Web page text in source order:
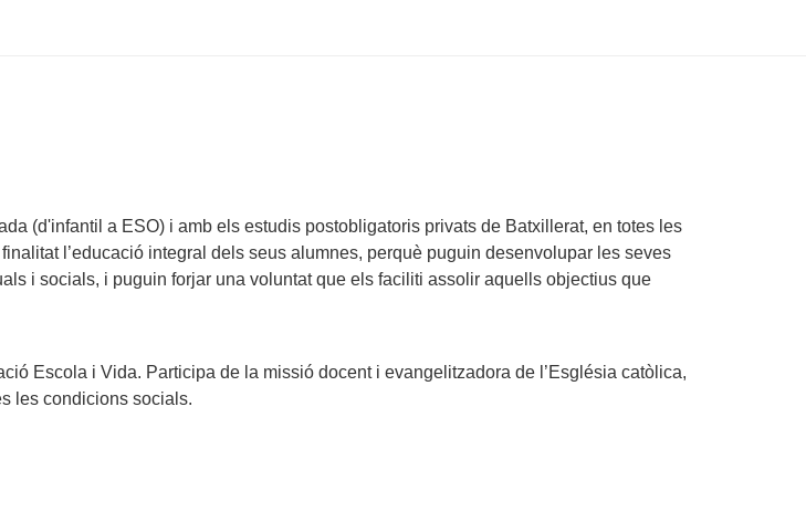
(d'infantil a ESO) i amb els estudis postobligatoris privats de Batxillerat, en totes les
l’educació integral dels seus alumnes, perquè puguin desenvolupar les seves
i socials, i puguin forjar una voluntat que els faciliti assolir aquells objectius que
Escola i Vida. Participa de la missió docent i evangelitzadora de l’Església catòlica,
les condicions socials.